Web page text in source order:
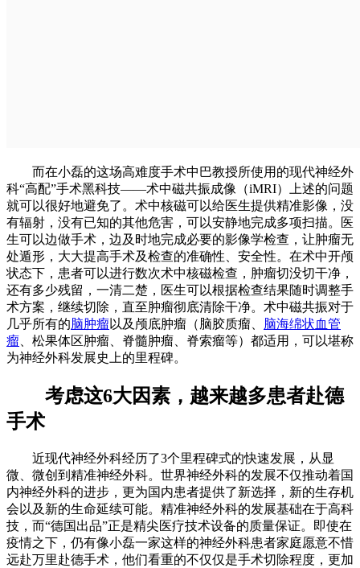
而在小磊的这场高难度手术中巴教授所使用的现代神经外
科“高配”手术黑科技——术中磁共振成像（iMRI）上述的问题
就可以很好地避免了。术中核磁可以给医生提供精准影像，没
有辐射，没有已知的其他危害，可以安静地完成多项扫描。医
生可以边做手术，边及时地完成必要的影像学检查，让肿瘤无
处遁形，大大提高手术及检查的准确性、安全性。在术中开颅
状态下，患者可以进行数次术中核磁检查，肿瘤切没切干净，
还有多少残留，一清二楚，医生可以根据检查结果随时调整手
术方案，继续切除，直至肿瘤彻底清除干净。术中磁共振对于
几乎所有的脑肿瘤以及颅底肿瘤（脑胶质瘤、 脑海绵状血管
瘤 、松果体区肿瘤、脊髓肿瘤、脊索瘤等）都适用，可以堪称
为神经外科发展史上的里程碑。
考虑这6大因素，越来越多患者赴德
手术
近现代神经外科经历了3个里程碑式的快速发展，从显
微、微创到精准神经外科。世界神经外科的发展不仅推动着国
内神经外科的进步，更为国内患者提供了新选择，新的生存机
会以及新的生命延续可能。精准神经外科的发展基础在于高科
技，而“德国出品”正是精尖医疗技术设备的质量保证。即使在
疫情之下，仍有像小磊一家这样的神经外科患者家庭愿意不惜
远赴万里赴德手术，他们看重的不仅仅是手术切除程度，更加